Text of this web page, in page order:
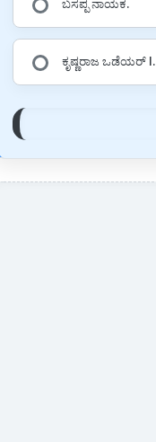
ಬಸಪ್ಪ ನಾಯಕ.
ಕೃಷ್ಣರಾಜ ಒಡೆಯರ್ I.